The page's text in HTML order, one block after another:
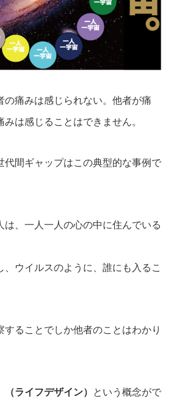
の痛みは感じられない。他者が痛
は感じることはできません。
代間ギャップはこの典型的な事例で
は、一人一人の心の中に住んでいる
、ウイルスのように、誰にも入るこ
することでしか他者のことはわかり
（ライフデザイン） という概念がで